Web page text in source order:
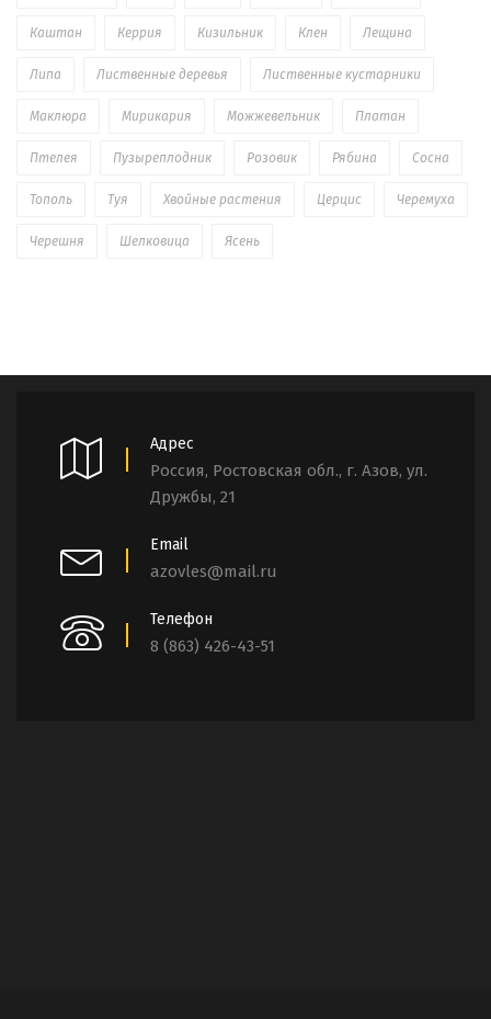
Каштан Керрия Кизильник Клен Лещина
Липа Лиственные деревья Лиственные кустарники
Маклюра Мирикария Можжевельник Платан
Птелея Пузыреплодник Розовик Рябина Сосна
Тополь Туя Хвойные растения Церцис Черемуха
Черешня Шелковица Ясень
Адрес
Россия, Ростовская обл., г. Азов, ул.
Дружбы, 21
Email
azovles@mail.ru
Телефон
8 (863) 426-43-51